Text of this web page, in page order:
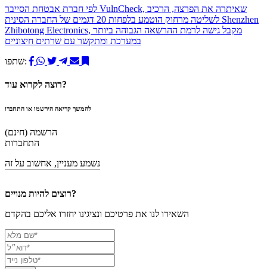
לפי חברת אבטחת הסייבר VulnCheck‎, שאיתרה את הפרצה, הרכיב
לשליטה מרחוק הוטמע בלפחות 20 דגמים של החברה הסינית Shenzhen
Zhibotong Electronics‎, מקבל גישה לרמת ההרשאה הגבוהה ביותר
במערכת ומתקשר עם שרתים חיצוניים
שתפו:
רוצה לקרוא עוד?
להמשך קריאה הירשמו או התחברו
הרשמה (חינם)
התחברות
נשמע מעניין, אחשוב על זה
רוצים להיות מנויים?
השאירו לנו את פרטיכם ונציגינו יחזרו אליכם בהקדם